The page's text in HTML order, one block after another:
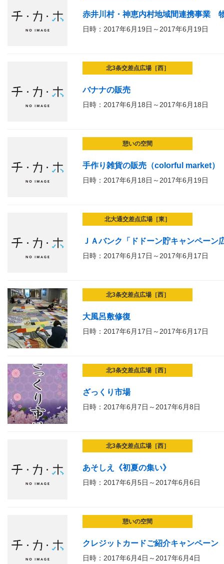
赤井川村・神恵内村地域間連携事業
日時：2017年6月19日～2017年6月19日
北3条交差点広場［西］
バナナの販売
日時：2017年6月18日～2017年6月18日
憩いの空間
手作り雑貨の販売（colorful market）
日時：2017年6月18日～2017年6月19日
北大通交差点広場［東］
ＪＡバンク「ドドーン貯キャンペーン
日時：2017年6月17日～2017年6月17日
北3条交差点広場［西］
大風呂敷修復
日時：2017年6月17日～2017年6月17日
北3条交差点広場［西］
ざっくり市場
日時：2017年6月7日～2017年6月8日
北3条交差点広場［西］
あそしえ《初夏の集い》
日時：2017年6月5日～2017年6月6日
憩いの空間
クレジットカードご紹介キャンペーン
日時：2017年6月4日～2017年6月4日